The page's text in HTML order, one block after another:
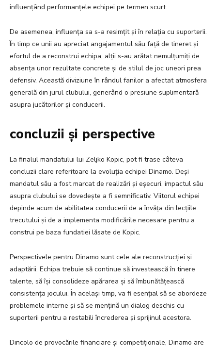
influențând performanțele echipei pe termen scurt.
De asemenea, influența sa s-a resimțit și în relația cu suporterii.
În timp ce unii au apreciat angajamentul său față de tineret și
efortul de a reconstrui echipa, alții s-au arătat nemulțumiți de
absența unor rezultate concrete și de stilul de joc uneori prea
defensiv. Această diviziune în rândul fanilor a afectat atmosfera
generală din jurul clubului, generând o presiune suplimentară
asupra jucătorilor și conducerii.
concluzii și perspective
La finalul mandatului lui Zeljko Kopic, pot fi trase câteva
concluzii clare referitoare la evoluția echipei Dinamo. Deși
mandatul său a fost marcat de realizări și eșecuri, impactul său
asupra clubului se dovedește a fi semnificativ. Viitorul echipei
depinde acum de abilitatea conducerii de a învăța din lecțiile
trecutului și de a implementa modificările necesare pentru a
construi pe baza fundatiei lăsate de Kopic.
Perspectivele pentru Dinamo sunt cele ale reconstrucției și
adaptării. Echipa trebuie să continue să investească în tinere
talente, să își consolideze apărarea și să îmbunătățească
consistența jocului. În același timp, va fi esențial să se abordeze
problemele interne și să se mențină un dialog deschis cu
suporterii pentru a restabili încrederea și sprijinul acestora.
Dincolo de provocările financiare și competiționale, Dinamo are